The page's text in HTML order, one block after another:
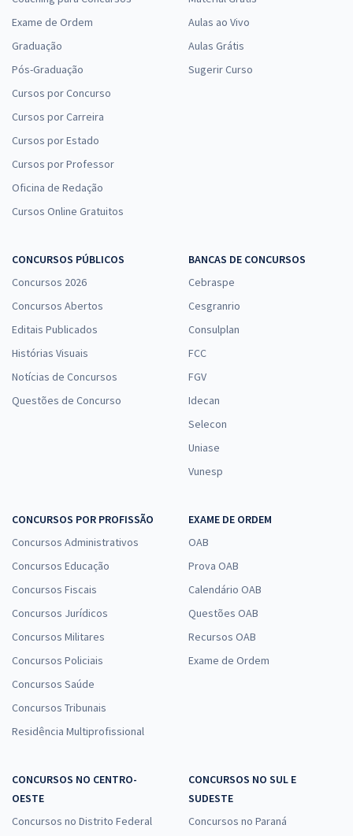
Exame de Ordem
Graduação
Pós-Graduação
Cursos por Concurso
Cursos por Carreira
Cursos por Estado
Cursos por Professor
Oficina de Redação
Cursos Online Gratuitos
Aulas ao Vivo
Aulas Grátis
Sugerir Curso
CONCURSOS PÚBLICOS
Concursos 2026
Concursos Abertos
Editais Publicados
Histórias Visuais
Notícias de Concursos
Questões de Concurso
BANCAS DE CONCURSOS
Cebraspe
Cesgranrio
Consulplan
FCC
FGV
Idecan
Selecon
Uniase
Vunesp
CONCURSOS POR PROFISSÃO
Concursos Administrativos
Concursos Educação
Concursos Fiscais
Concursos Jurídicos
Concursos Militares
Concursos Policiais
Concursos Saúde
Concursos Tribunais
Residência Multiprofissional
EXAME DE ORDEM
OAB
Prova OAB
Calendário OAB
Questões OAB
Recursos OAB
Exame de Ordem
CONCURSOS NO CENTRO-
OESTE
Concursos no Distrito Federal
CONCURSOS NO SUL E
SUDESTE
Concursos no Paraná